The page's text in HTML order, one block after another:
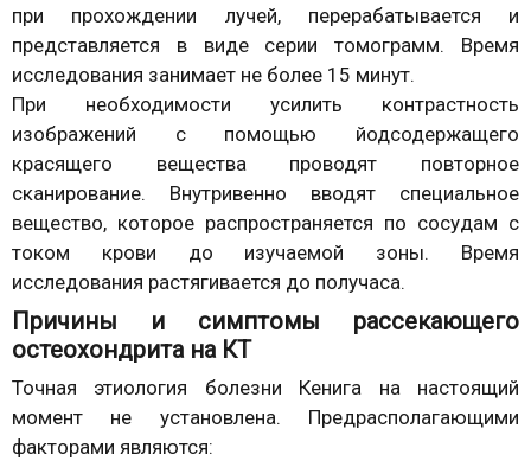
при прохождении лучей, перерабатывается и
представляется в виде серии томограмм. Время
исследования занимает не более 15 минут.
При необходимости усилить контрастность
изображений с помощью йодсодержащего
красящего вещества проводят повторное
сканирование. Внутривенно вводят специальное
вещество, которое распространяется по сосудам с
током крови до изучаемой зоны. Время
исследования растягивается до получаса.
Причины и симптомы рассекающего
остеохондрита на КТ
Точная этиология болезни Кенига на настоящий
момент не установлена. Предрасполагающими
факторами являются: